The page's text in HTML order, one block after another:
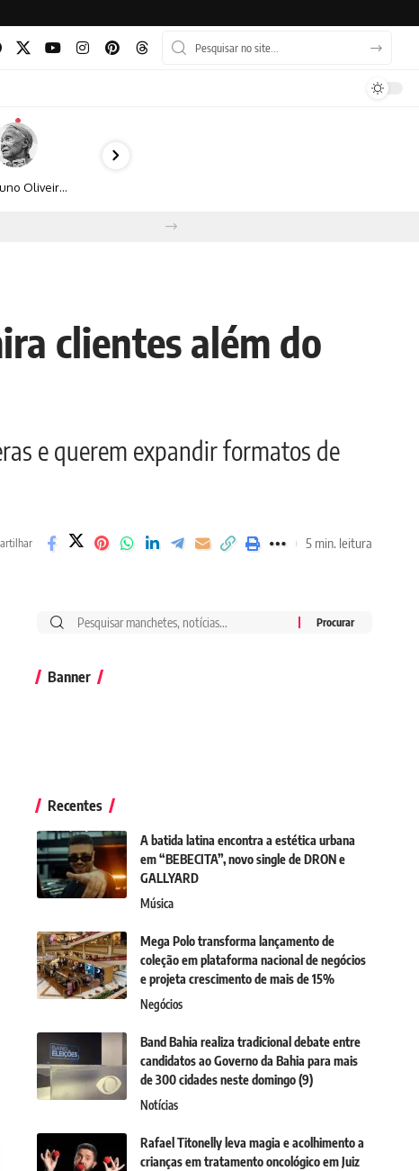
Bruno Oliveira retrata o cotidiano urbano por meio da fotografia em preto e branco
clientes além do
e querem expandir formatos de
5 min. leitura
Banner
Recentes
A batida latina encontra a estética urbana
em “BEBECITA”, novo single de DRON e
GALLYARD
Música
Mega Polo transforma lançamento de
coleção em plataforma nacional de negócios
e projeta crescimento de mais de 15%
Negócios
Band Bahia realiza tradicional debate entre
candidatos ao Governo da Bahia para mais
de 300 cidades neste domingo (9)
Notícias
Rafael Titonelly leva magia e acolhimento a
crianças em tratamento oncológico em Juiz